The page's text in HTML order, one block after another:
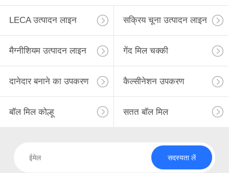
LECA उत्पादन लाइन सक्रिय चूना उत्पादन लाइन
मैग्नीशियम उत्पादन लाइन गेंद मिल चक्की
दानेदार बनाने का उपकरण कैल्सीनेशन उपकरण
बॉल मिल कोल्हू सतत बॉल मिल
सदस्यता लें